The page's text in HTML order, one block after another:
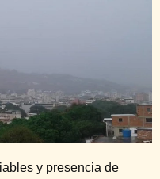
y presencia de